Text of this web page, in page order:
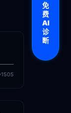
1505
免
费
AI
诊
断